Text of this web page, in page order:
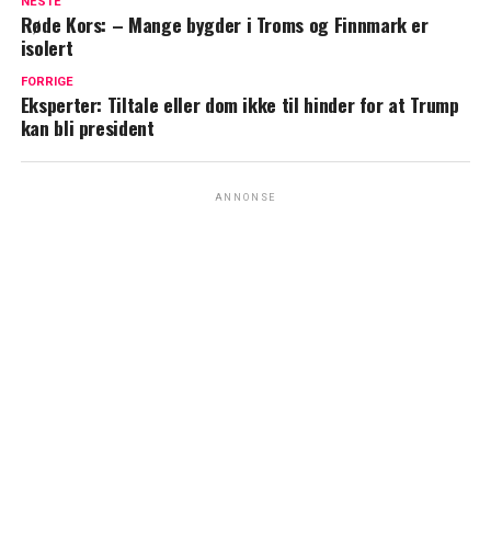
Røde Kors: – Mange bygder i Troms og Finnmark er
isolert
FORRIGE
Eksperter: Tiltale eller dom ikke til hinder for at Trump
kan bli president
ANNONSE